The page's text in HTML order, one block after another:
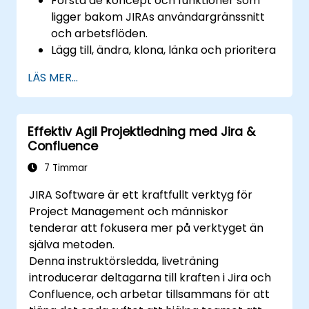
ligger bakom JIRAs användargränssnitt
och arbetsflöden.
Lägg till, ändra, klona, länka och prioritera
Framdriva ärenden genom hela
arbetsflödet.
Utföra sökningar.
Hantera och anpassa skärmar och filter.
LÄS MER...
Effektiv Agil Projektledning med Jira &
Confluence
7 Timmar
JIRA Software är ett kraftfullt verktyg för
Project Management och människor
tenderar att fokusera mer på verktyget än
själva metoden.
Denna instruktörsledda, liveträning
introducerar deltagarna till kraften i Jira och
Confluence, och arbetar tillsammans för att